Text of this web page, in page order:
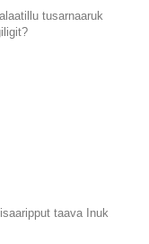
tusarnaaruk
taava Inuk